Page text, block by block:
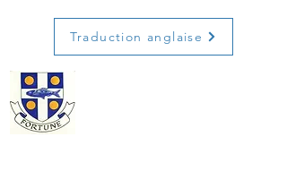
Traduction anglaise